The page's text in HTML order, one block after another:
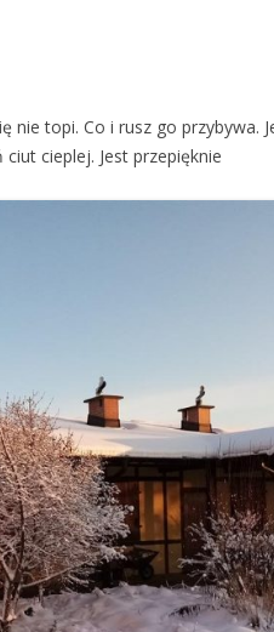
nie topi. Co i rusz go przybywa.
cieplej. Jest przepięknie